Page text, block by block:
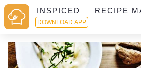
INSPICED — RECIPE
DOWNLOAD APP